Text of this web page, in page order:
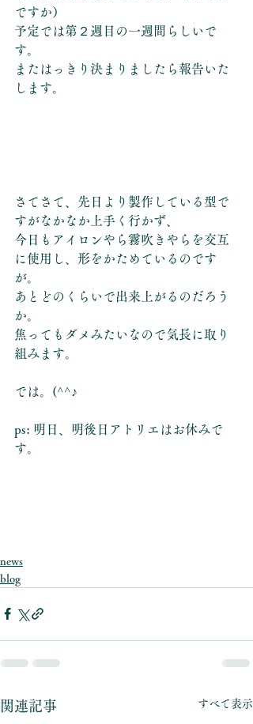
ですか）
予定では第２週目の一週間らしいで
す。
またはっきり決まりましたら報告いた
します。
さてさて、先日より製作している型で
すがなかなか上手く行かず、
今日もアイロンやら霧吹きやらを交互
に使用し、形をかためているのです
が。
あとどのくらいで出来上がるのだろう
か。
焦ってもダメみたいなので気長に取り
組みます。
では。(^^♪
ps: 明日、明後日アトリエはお休みで
す。
news
blog
関連記事 すべて表示